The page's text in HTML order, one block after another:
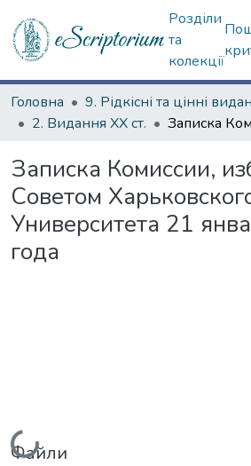
Розділи
та
колекції
Головна
2. Видання ХХ ст.
Записка Комиссии,
Советом
Университета 21
года
Вантажиться...
Файли